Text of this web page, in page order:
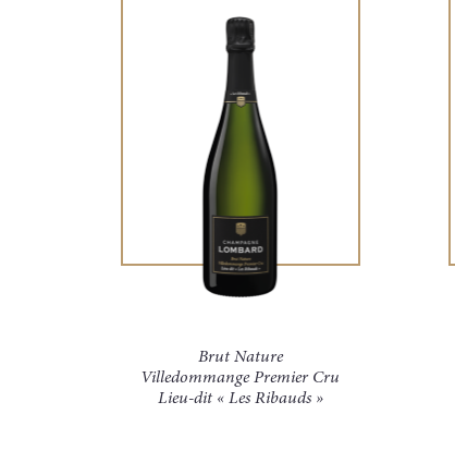
Brut Nature
Villedommange Premier Cru
Lieu-dit « Les Ribauds »